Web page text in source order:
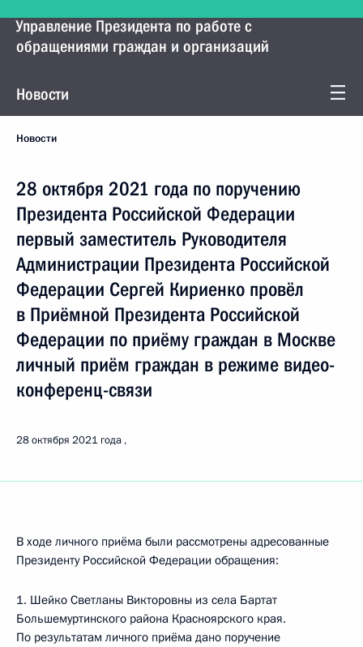
Управление Президента по работе с
обращениями граждан и организаций
Новости
Новости
28 октября 2021 года по поручению
Президента Российской Федерации
первый заместитель Руководителя
Администрации Президента Российской
Федерации Сергей Кириенко провёл
в Приёмной Президента Российской
Федерации по приёму граждан в Москве
личный приём граждан в режиме видео-
конференц-связи
28 октября 2021 года
В ходе личного приёма были рассмотрены адресованные
Президенту Российской Федерации обращения:
1. Шейко Светланы Викторовны из села Бартат
Большемуртинского района Красноярского края.
По результатам личного приёма дано поручение